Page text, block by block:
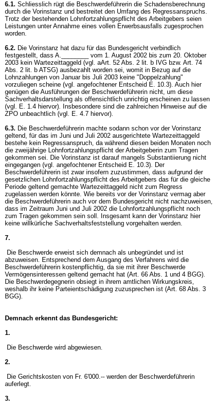
6.1. Schliesslich rügt die Beschwerdeführerin die Schadensberechnung
durch die Vorinstanz und bestreitet den Umfang des Regressanspruchs.
Trotz der bestehenden Lohnfortzahlungspflicht des Arbeitgebers seien
Leistungen unter Annahme eines vollen Erwerbsausfalls zugesprochen
worden.
6.2. Die Vorinstanz hat dazu für das Bundesgericht verbindlich
festgestellt, dass A.________ vom 1. August 2002 bis zum 20. Oktober
2003 kein Wartezeittaggeld (vgl. aArt. 52 Abs. 2 lit. b IVG bzw. Art. 74
Abs. 2 lit. b ATSG) ausbezahlt worden sei, womit in Bezug auf die
Lohnzahlungen von Januar bis Juli 2003 keine "Doppelzahlung"
vorzuliegen scheine (vgl. angefochtener Entscheid E. 10.3). Auch hier
genügen die Ausführungen der Beschwerdeführerin nicht, um diese
Sachverhaltsdarstellung als offensichtlich unrichtig erscheinen zu lassen
(vgl. E. 1.4 hiervor). Insbesondere sind die zahlreichen Hinweise auf die
ZPO unbeachtlich (vgl. E. 4.7 hiervor).
6.3. Die Beschwerdeführerin machte sodann schon vor der Vorinstanz
geltend, für das im Juni und Juli 2002 ausgerichtete Wartezeittaggeld
bestehe kein Regressanspruch, da während diesen beiden Monaten noch
die zweijährige Lohnfortzahlungspflicht der Arbeitgeberin zum Tragen
gekommen sei. Die Vorinstanz ist darauf mangels Substantiierung nicht
eingegangen (vgl. angefochtener Entscheid E. 10.3). Der
Beschwerdeführerin ist zwar insofern zuzustimmen, dass aufgrund der
gesetzlichen Lohnfortzahlungspflicht des Arbeitgebers das für die gleiche
Periode geltend gemachte Wartezeittaggeld nicht zum Regress
zugelassen werden könnte. Wie bereits vor der Vorinstanz vermag aber
die Beschwerdeführerin auch vor dem Bundesgericht nicht nachzuweisen,
dass im Zeitraum Juni und Juli 2002 die Lohnfortzahlungspflicht noch
zum Tragen gekommen sein soll. Insgesamt kann der Vorinstanz hier
keine willkürliche Sachverhaltsfeststellung vorgehalten werden.
7.
Die Beschwerde erweist sich demnach als unbegründet und ist
abzuweisen. Entsprechend dem Ausgang des Verfahrens wird die
Beschwerdeführerin kostenpflichtig, da sie mit ihrer Beschwerde
Vermögensinteressen geltend gemacht hat (Art. 66 Abs. 1 und 4 BGG).
Die Beschwerdegegnerin obsiegt in ihrem amtlichen Wirkungskreis,
weshalb ihr keine Parteientschädigung zuzusprechen ist (Art. 68 Abs. 3
BGG).
Demnach erkennt das Bundesgericht:
1.
Die Beschwerde wird abgewiesen.
2.
Die Gerichtskosten von Fr. 6'000.-- werden der Beschwerdeführerin
auferlegt.
3.